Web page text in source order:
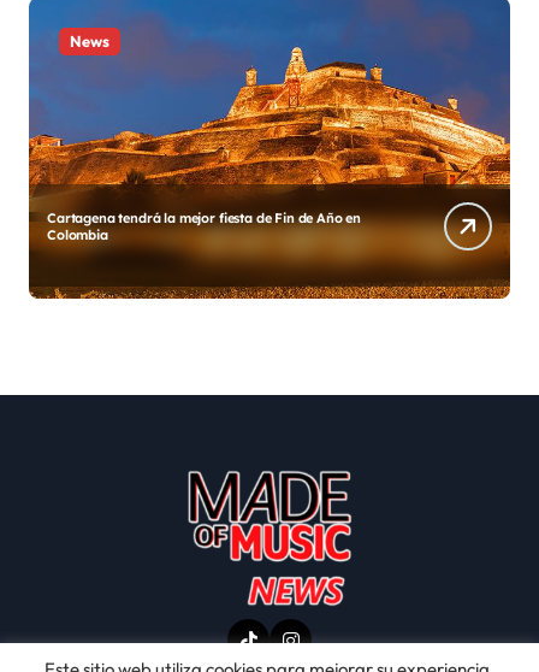
News
Diego y su Grupo Galé estrenan «Gracias México»